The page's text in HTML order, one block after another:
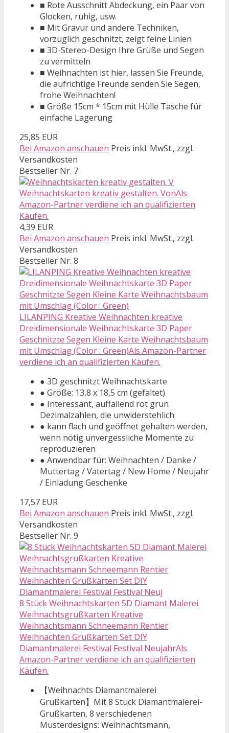
■ Rote Ausschnitt Abdeckung, ein Paar von
Glocken, ruhig, usw.
■ Mit Gravur und andere Techniken,
vorzüglich geschnitzt, zeigt feine Linien
■ 3D-Stereo-Design Ihre Grüße und Segen
zu vermitteln
■ Weihnachten ist hier, lassen Sie Freunde,
die aufrichtige Freunde senden Sie Segen,
frohe Weihnachten!
■ Größe 15cm * 15cm mit Hülle Tasche für
einfache Lagerung
25,85 EUR
Bei Amazon anschauen Preis inkl. MwSt., zzgl.
Versandkosten
Bestseller Nr. 7
Weihnachtskarten kreativ gestalten. VonAls
Amazon-Partner verdiene ich an qualifizierten
Käufen.
4,39 EUR
Bei Amazon anschauen Preis inkl. MwSt., zzgl.
Versandkosten
Bestseller Nr. 8
LILANPING Kreative Weihnachten kreative
Dreidimensionale Weihnachtskarte 3D Paper
Geschnitzte Segen Kleine Karte Weihnachtsbaum
mit Umschlag (Color : Green)Als Amazon-Partner
verdiene ich an qualifizierten Käufen.
● 3D geschnitzt Weihnachtskarte
● Größe: 13,8 x 18,5 cm (gefaltet)
● Interessant, auffallend rot grün
Dezimalzahlen, die unwiderstehlich
● kann flach und geöffnet gehalten werden,
wenn nötig unvergessliche Momente zu
reproduzieren
● Anwendbar für: Weihnachten / Danke /
Muttertag / Vatertag / New Home / Neujahr
/ Einladung Geschenke
17,57 EUR
Bei Amazon anschauen Preis inkl. MwSt., zzgl.
Versandkosten
Bestseller Nr. 9
8 Stück Weihnachtskarten 5D Diamant Malerei
Weihnachtsgrußkarten Kreative
Weihnachtsmann Schneemann Rentier
Weihnachten Grußkarten Set DIY
Diamantmalerei Festival Festival NeujahrAls
Amazon-Partner verdiene ich an qualifizierten
Käufen.
【Weihnachts Diamantmalerei
Grußkarten】Mit 8 Stück Diamantmalerei-
Grußkarten, 8 verschiedenen
Musterdesigns: Weihnachtsmann,